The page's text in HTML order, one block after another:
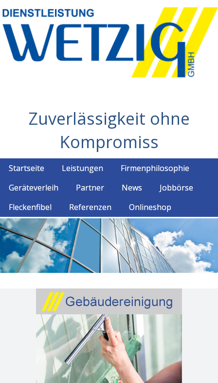
Zuverlässigkeit ohne
Kompromiss
Startseite Leistungen
Firmenphilosophie
Geräteverleih
Partner News
Jobbörse
Fleckenfibel
Referenzen Onlineshop